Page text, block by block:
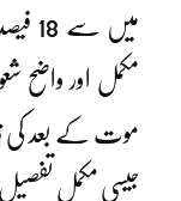
مکمل اور واضح
موت کے بعد کی
جیسی مکمل تفصیل